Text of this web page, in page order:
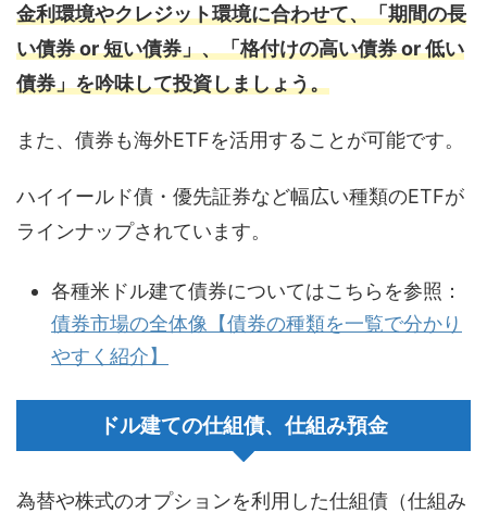
金利環境やクレジット環境に合わせて、「期間の長
い債券 or 短い債券」、「格付けの高い債券 or 低い
債券」を吟味して投資しましょう。
また、債券も海外ETFを活用することが可能です。
ハイイールド債・優先証券など幅広い種類のETFが
ラインナップされています。
各種米ドル建て債券についてはこちらを参照：
債券市場の全体像【債券の種類を一覧で分かり
やすく紹介】
ドル建ての仕組債、仕組み預金
為替や株式のオプションを利用した仕組債（仕組み